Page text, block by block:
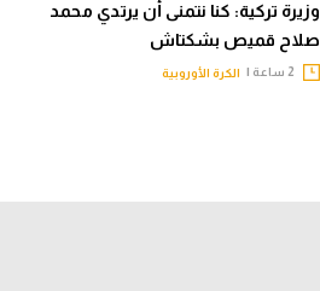
وزيرة تركية: كنا نتمنى أن يرتدي محمد
صلاح قميص بشكتاش
الكرة الأوروبية